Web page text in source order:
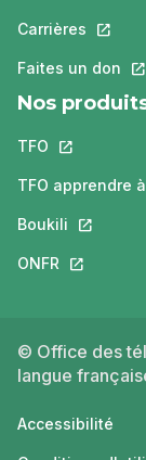
Carrières Ce
Faites un don
Nos
TFO Ce lien
TFO apprendre
Boukili Ce lien
ONFR Ce lien
© Office des
langue
Accessibilité